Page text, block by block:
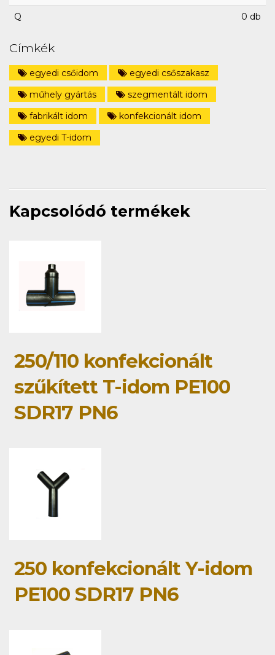
Q 0 db
Címkék
egyedi csőidom
egyedi csőszakasz
műhely gyártás
szegmentált idom
fabrikált idom
konfekcionált idom
egyedi T-idom
Kapcsolódó termékek
250/110 konfekcionált
szűkített T-idom PE100
SDR17 PN6
250 konfekcionált Y-idom
PE100 SDR17 PN6